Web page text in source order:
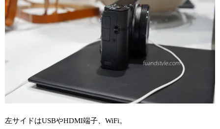
左サイドはUSBやHDMI端子、WiFi。